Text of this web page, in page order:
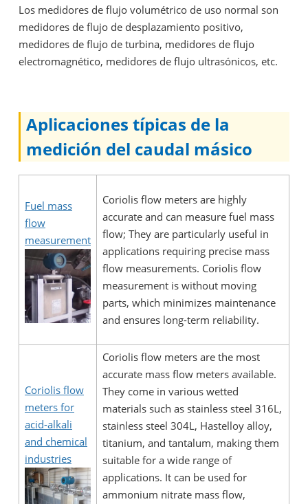
Los medidores de flujo volumétrico de uso normal son
medidores de flujo de desplazamiento positivo,
medidores de flujo de turbina, medidores de flujo
electromagnético, medidores de flujo ultrasónicos, etc.
Aplicaciones típicas de la
medición del caudal másico
Fuel mass
flow
measurement
Coriolis flow meters are highly
accurate and can measure fuel mass
flow; They are particularly useful in
applications requiring precise mass
flow measurements. Coriolis flow
measurement is without moving
parts, which minimizes maintenance
and ensures long-term reliability.
Coriolis flow
meters for
acid-alkali
and chemical
industries
Coriolis flow meters are the most
accurate mass flow meters available.
They come in various wetted
materials such as stainless steel 316L,
stainless steel 304L, Hastelloy alloy,
titanium, and tantalum, making them
suitable for a wide range of
applications. It can be used for
ammonium nitrate mass flow,